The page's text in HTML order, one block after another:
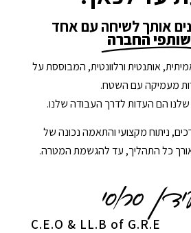
אותך לשיחה עם אחד
החברה
אותנטית ורלוונטית, המבוססת על
מעמיקה עם השטח.
שלנו הם העדות לדרך העבודה שלנו.
ניתוח מקצועי והתאמה נכונה של
כל התהליך, עד להגשמת המטרה.
C.E.O & LL.B of G.R.E